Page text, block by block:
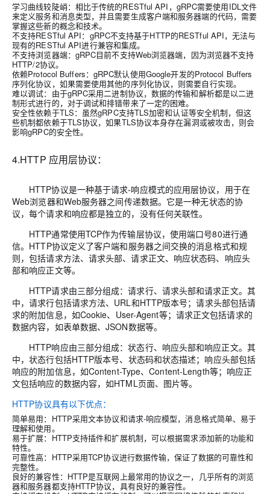
学习曲线较陡峭：相比于传统的RESTful API，gRPC需要使用IDL文件
来定义服务和消息类型，并且需要生成客户端和服务器端的代码，需要
掌握这些新的概念和技术。
不支持RESTful API：gRPC不支持基于HTTP的RESTful API，无法与
现有的RESTful API进行兼容和集成。
不支持浏览器端：gRPC目前不支持Web浏览器端，因为浏览器不支持
HTTP/2协议。
依赖Protocol Buffers：gRPC默认使用Google开发的Protocol Buffers
序列化协议，如果需要使用其他的序列化协议，则需要自行实现。
难以调试：由于gRPC采用二进制协议，数据的传输和解析都是以二进
制形式进行的，对于调试和排错带来了一定的困难。
安全性依赖于TLS：虽然gRPC支持TLS加密和认证等安全机制，但这
些机制都依赖于TLS协议，如果TLS协议本身存在漏洞或被攻击，则会
影响gRPC的安全性。
4.HTTP 应用层协议：
HTTP协议是一种基于请求-响应模式的应用层协议，用于在
Web浏览器和Web服务器之间传递数据。它是一种无状态的协
议，每个请求和响应都是独立的，没有任何关联性。
HTTP通常使用TCP作为传输层协议，使用端口号80进行通
信。HTTP协议定义了客户端和服务器之间交换的消息格式和规
则，包括请求方法、请求头部、请求正文、响应状态码、响应头
部和响应正文等。
HTTP请求由三部分组成：请求行、请求头部和请求正文。其
中，请求行包括请求方法、URL和HTTP版本号；请求头部包括请
求的附加信息，如Cookie、User-Agent等；请求正文包括请求的
数据内容，如表单数据、JSON数据等。
HTTP响应由三部分组成：状态行、响应头部和响应正文。其
中，状态行包括HTTP版本号、状态码和状态描述；响应头部包括
响应的附加信息，如Content-Type、Content-Length等；响应正
文包括响应的数据内容，如HTML页面、图片等。
HTTP协议具有以下优点：
简单易用：HTTP采用文本协议和请求-响应模型，消息格式简单、易于
理解和使用。
易于扩展：HTTP支持插件和扩展机制，可以根据需求添加新的功能和
特性。
可靠性高：HTTP采用TCP协议进行数据传输，保证了数据的可靠性和
完整性。
良好的兼容性：HTTP是互联网上最常用的协议之一，几乎所有的浏览
器和服务器都支持HTTP协议，具有良好的兼容性。